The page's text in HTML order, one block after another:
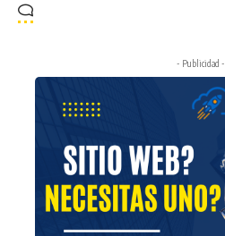
- Publicidad -